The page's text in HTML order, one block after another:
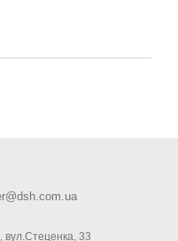
вул.Стеценка, 33